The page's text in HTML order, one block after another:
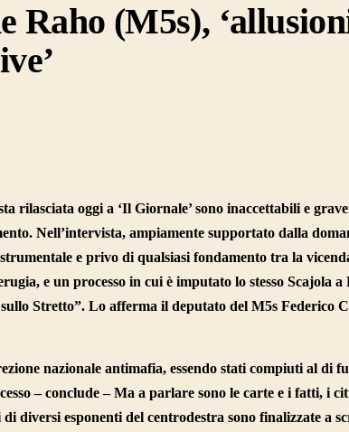
Raho (M5s),
rilasciata oggi a ‘Il Giornale’ sono inaccettabili e
Nell’intervista, ampiamente supportato dalla
e privo di qualsiasi fondamento tra la
e un processo in cui è imputato lo stesso Scajola a
Stretto”. Lo afferma il deputato del M5s Federico
nazionale antimafia, essendo stati compiuti al di
– conclude – Ma a parlare sono le carte e i fatti, i
diversi esponenti del centrodestra sono finalizzate a